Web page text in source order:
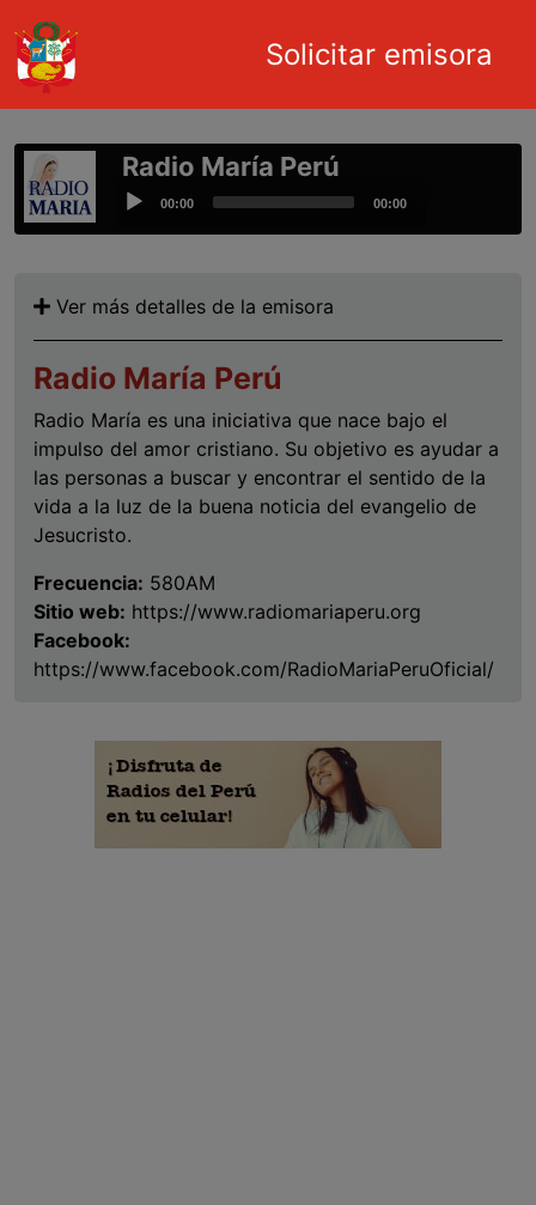
Pasar al contenido principal
Main navigation
Solicitar emisora
Radio María Perú
Audio00:00 00:00
Ver más detalles de la emisora
Radio María Perú
Radio María es una iniciativa que nace bajo el
impulso del amor cristiano. Su objetivo es ayudar a
las personas a buscar y encontrar el sentido de la
vida a la luz de la buena noticia del evangelio de
Jesucristo.
Frecuencia: 580AM
Sitio web: https://www.radiomariaperu.org
Facebook:
https://www.facebook.com/RadioMariaPeruOficial/